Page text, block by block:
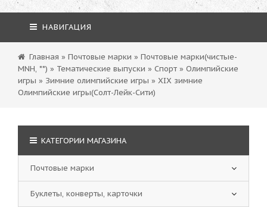
НАВИГАЦИЯ
Главная » Почтовые марки » Почтовые марки(чистые-
MNH, **) » Тематические выпуски » Спорт » Олимпийские
игры » Зимние олимпийские игры » XIX зимние
Олимпийские игры(Солт-Лейк-Сити)
КАТЕГОРИИ МАГАЗИНА
Почтовые марки
Буклеты, конверты, карточки